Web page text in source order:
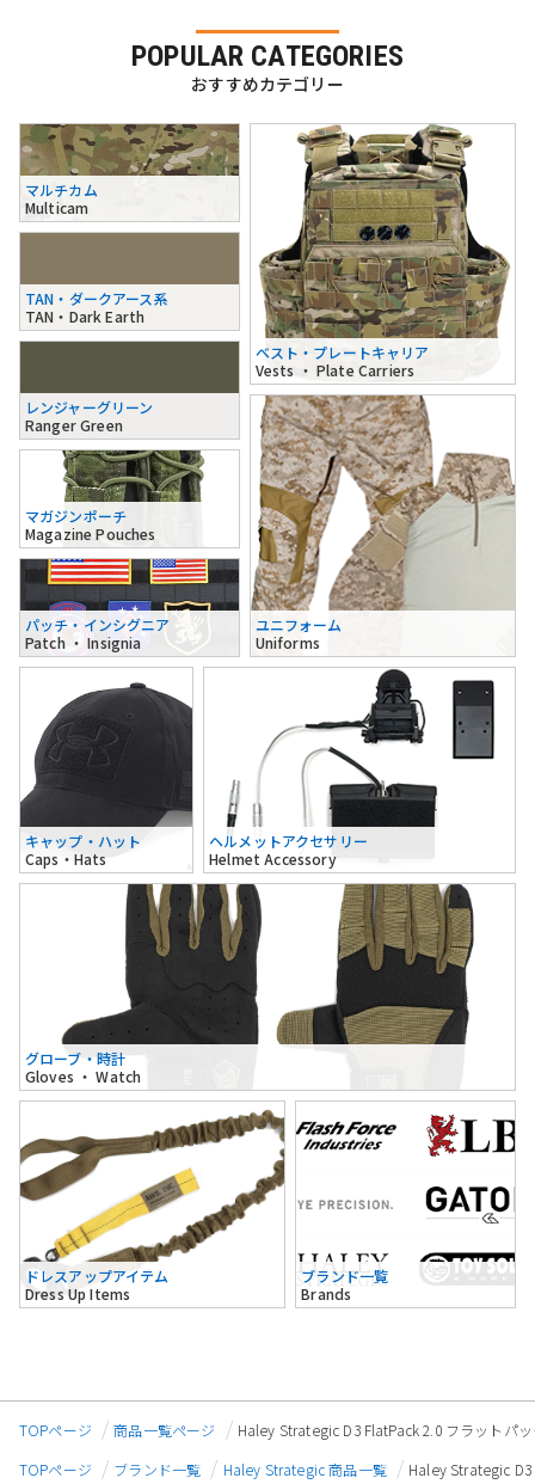
POPULAR CATEGORIES
おすすめカテゴリー
マルチカム
Multicam
TAN・ダークアース系
TAN・Dark Earth
レンジャーグリーン
Ranger Green
ベスト・プレートキャリア
Vests ・ Plate Carriers
マガジンポーチ
Magazine Pouches
パッチ・インシグニア
Patch ・ Insignia
ユニフォーム
Uniforms
キャップ・ハット
Caps・Hats
ヘルメットアクセサリー
Helmet Accessory
グローブ・時計
Gloves ・ Watch
ドレスアップアイテム
Dress Up Items
ブランド一覧
Brands
TOPページ 商品一覧ページ
Haley Strategic D3 FlatPack 2.0 フラットパ
TOPページ
ブランド一覧 Haley Strategic 商品一覧
Haley Strategic D3